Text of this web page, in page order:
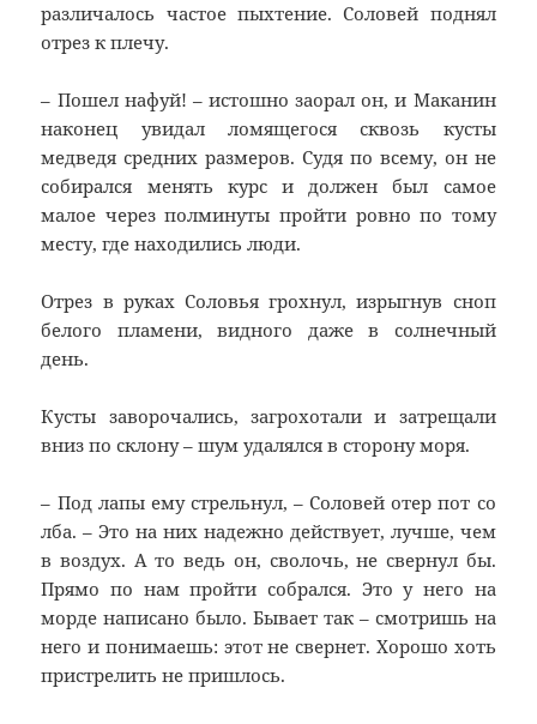
различалось частое пыхтение. Соловей поднял
отрез к плечу.
– Пошел нафуй! – истошно заорал он, и Маканин
наконец увидал ломящегося сквозь кусты
медведя средних размеров. Судя по всему, он не
собирался менять курс и должен был самое
малое через полминуты пройти ровно по тому
месту, где находились люди.
Отрез в руках Соловья грохнул, изрыгнув сноп
белого пламени, видного даже в солнечный
день.
Кусты заворочались, загрохотали и затрещали
вниз по склону – шум удалялся в сторону моря.
– Под лапы ему стрельнул, – Соловей отер пот со
лба. – Это на них надежно действует, лучше, чем
в воздух. А то ведь он, сволочь, не свернул бы.
Прямо по нам пройти собрался. Это у него на
морде написано было. Бывает так – смотришь на
него и понимаешь: этот не свернет. Хорошо хоть
пристрелить не пришлось.